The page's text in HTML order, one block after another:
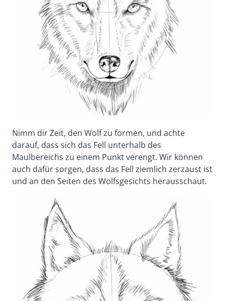
Nimm dir Zeit, den Wolf zu formen, und achte
darauf, dass sich das Fell unterhalb des
Maulbereichs zu einem Punkt verengt. Wir können
auch dafür sorgen, dass das Fell ziemlich zerzaust ist
und an den Seiten des Wolfsgesichts herausschaut.